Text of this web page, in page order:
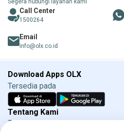
Segera hubungi layanan kami
Call Center
1500264
Email
info@olx.co.id
Download Apps OLX
Tersedia pada
Tentang Kami
Tentang OLX